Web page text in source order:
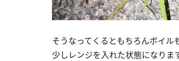
そうなってくるともちろんボイ
少しレンジを入れた状態になりま